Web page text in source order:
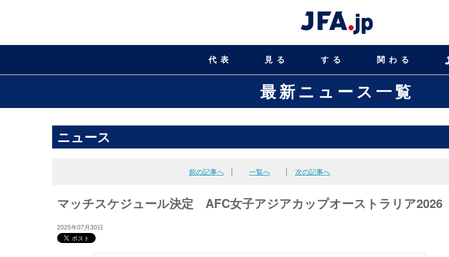
代表 見る する 関わる
最新ニュース一覧
ニュース
前の記事へ│ 一覧へ 次の記事へ
マッチスケジュール決定 AFC女子アジアカップオーストラリア2026
2025年07月30日